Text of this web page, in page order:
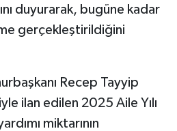
duyurarak, bugüne kadar
gerçekleştirildiğini
Recep Tayyip
ilan edilen 2025 Aile Yılı
miktarının